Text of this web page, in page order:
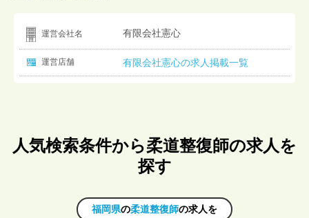
運営会社名 有限会社憲心
運営店舗 有限会社憲心の求人掲載一覧
人気検索条件から柔道整復師の求人を
探す
福岡県の柔道整復師の求人を